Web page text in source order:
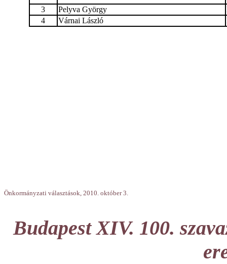
3
Pelyva György
4
Várnai László
Önkormányzati választások, 2010. október 3.
Budapest XIV. 100.